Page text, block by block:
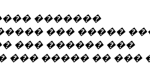
�������
��� �����
��� ������ ���
��� ����� �� ���